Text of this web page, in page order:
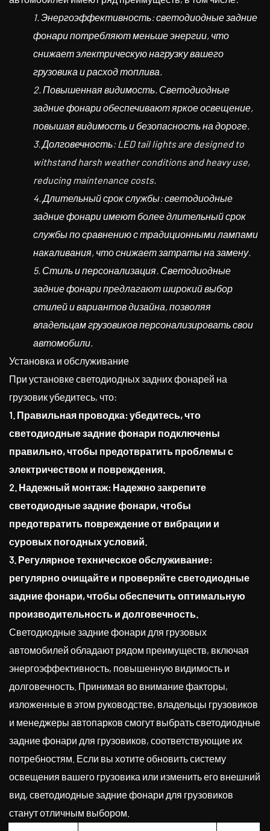
1. Энергоэффективность: светодиодные задние
фонари потребляют меньше энергии, что
снижает электрическую нагрузку вашего
грузовика и расход топлива.
2. Повышенная видимость. Светодиодные
задние фонари обеспечивают яркое освещение,
повышая видимость и безопасность на дороге.
3. Долговечность: LED tail lights are designed to
withstand harsh weather conditions and heavy use,
reducing maintenance costs.
4. Длительный срок службы: светодиодные
задние фонари имеют более длительный срок
службы по сравнению с традиционными лампами
накаливания, что снижает затраты на замену.
5. Стиль и персонализация. Светодиодные
задние фонари предлагают широкий выбор
стилей и вариантов дизайна, позволяя
владельцам грузовиков персонализировать свои
автомобили.
Установка и обслуживание
При установке светодиодных задних фонарей на
грузовик убедитесь, что:
1. Правильная проводка: убедитесь, что
светодиодные задние фонари подключены
правильно, чтобы предотвратить проблемы с
электричеством и повреждения.
2. Надежный монтаж: Надежно закрепите
светодиодные задние фонари, чтобы
предотвратить повреждение от вибрации и
суровых погодных условий.
3. Регулярное техническое обслуживание:
регулярно очищайте и проверяйте светодиодные
задние фонари, чтобы обеспечить оптимальную
производительность и долговечность.
Светодиодные задние фонари для грузовых
автомобилей обладают рядом преимуществ, включая
энергоэффективность, повышенную видимость и
долговечность. Принимая во внимание факторы,
изложенные в этом руководстве, владельцы грузовиков
и менеджеры автопарков смогут выбрать светодиодные
задние фонари для грузовиков, соответствующие их
потребностям. Если вы хотите обновить систему
освещения вашего грузовика или изменить его внешний
вид, светодиодные задние фонари для грузовиков
станут отличным выбором.